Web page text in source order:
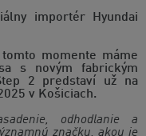
importér Hyundai
momente máme
s novým fabrickým
2 predstaví už na
v Košiciach.
odhodlanie a
značku, akou je